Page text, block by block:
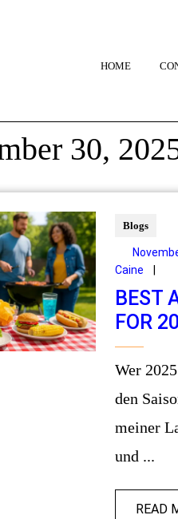
HOME
30,
Blogs
Caine
BEST
FOR
Wer 2025 clever einkaufen möchte, kommt an
den
meiner
und ...
READ